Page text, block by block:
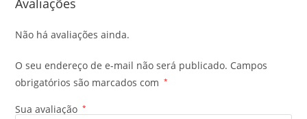
Não há avaliações ainda.
O seu endereço de e-mail não será publicado. Campos
obrigatórios são marcados com
*
Sua avaliação *